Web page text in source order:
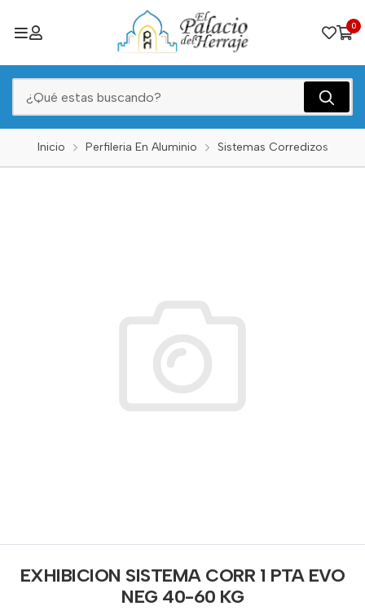
0
Inicio Perfileria En Aluminio Sistemas Corredizos
EXHIBICION SISTEMA CORR 1 PTA EVO
NEG 40-60 KG